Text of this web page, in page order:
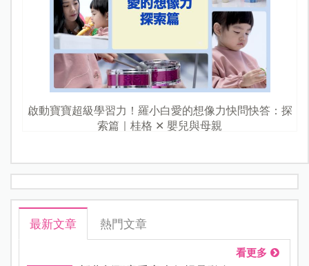
啟動寶寶超級學習力！羅小白愛的想像力快問快答：探
索篇｜桂格 ✕ 嬰兒與母親
最新文章 熱門文章
看更多